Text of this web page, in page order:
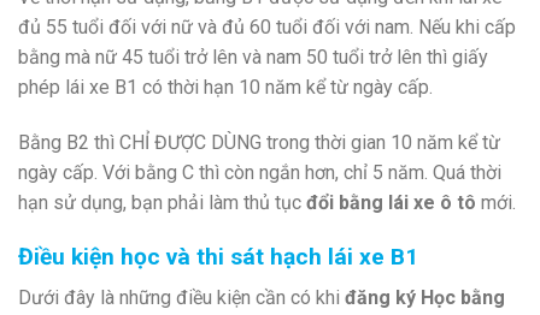
đủ 55 tuổi đối với nữ và đủ 60 tuổi đối với nam. Nếu khi cấp
bằng mà nữ 45 tuổi trở lên và nam 50 tuổi trở lên thì giấy
phép lái xe B1 có thời hạn 10 năm kể từ ngày cấp.
Bằng B2 thì CHỈ ĐƯỢC DÙNG trong thời gian 10 năm kể từ
ngày cấp. Với bằng C thì còn ngắn hơn, chỉ 5 năm. Quá thời
hạn sử dụng, bạn phải làm thủ tục đổi bằng lái xe ô tô mới.
Điều kiện học và thi sát hạch lái xe B1
Dưới đây là những điều kiện cần có khi đăng ký Học bằng